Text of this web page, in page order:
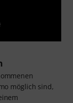
möglich sind,